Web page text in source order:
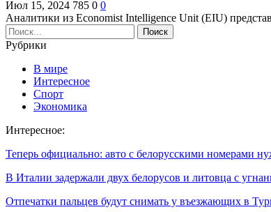
Июл 15, 2024 785 0 0
Аналитики из Economist Intelligence Unit (EIU)
Рубрики
В мире
Интересное
Спорт
Экономика
Интересное:
Теперь официально: авто с белорусскими номерами
В Италии задержали двух белорусов и литовца с
Отпечатки пальцев будут снимать у въезжающих в